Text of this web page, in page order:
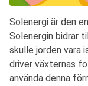
Solenergi är den
Solenergin bidrar
skulle jorden vara
driver växternas
använda denna